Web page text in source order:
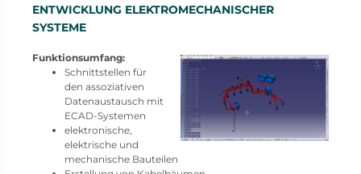
ENTWICKLUNG ELEKTROMECHANISCHER
SYSTEME
Funktionsumfang:
Schnittstellen für
den assoziativen
Datenaustausch mit
ECAD-Systemen
elektronische,
elektrische und
mechanische Bauteilen